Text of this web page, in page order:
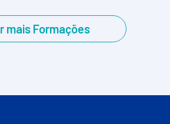
mais Formações